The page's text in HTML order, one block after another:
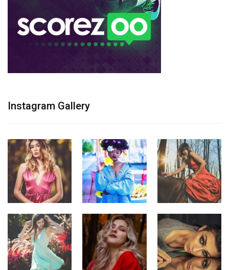
Instagram Gallery